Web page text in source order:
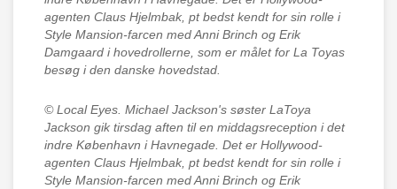
agenten Claus Hjelmbak, pt bedst kendt for sin rolle i
Style Mansion-farcen med Anni Brinch og Erik
Damgaard i hovedrollerne, som er målet for La Toyas
besøg i den danske hovedstad.
© Local Eyes. Michael Jackson's søster LaToya
Jackson gik tirsdag aften til en middagsreception i det
indre København i Havnegade. Det er Hollywood-
agenten Claus Hjelmbak, pt bedst kendt for sin rolle i
Style Mansion-farcen med Anni Brinch og Erik